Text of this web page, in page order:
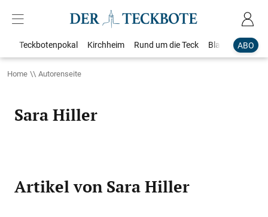
ABO
Teckbotenpokal Kirchheim Rund um die Teck Blaulicht
Home Autorenseite
Sara Hiller
Artikel von Sara Hiller